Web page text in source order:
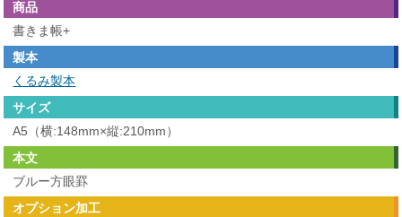
商品
書きま帳+
製本
くるみ製本
サイズ
A5（横:148mm×縦:210mm）
本文
ブルー方眼罫
オプション加工